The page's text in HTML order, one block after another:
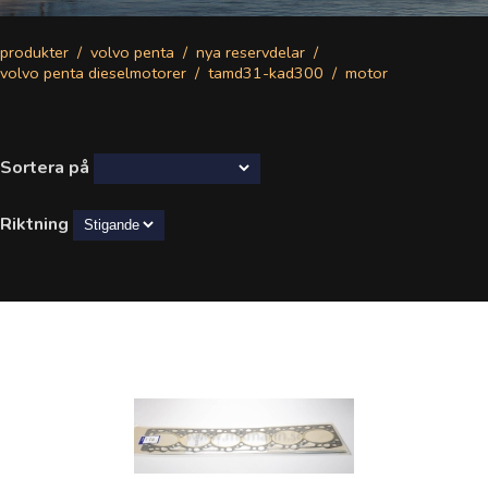
produkter volvo penta
nya reservdelar
volvo penta dieselmotorer
tamd31-kad300 motor
Sortera på
Riktning